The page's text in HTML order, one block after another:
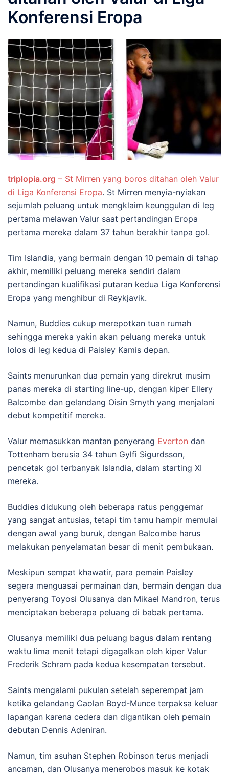
Konferensi Eropa
triplopia.org – St Mirren yang boros ditahan oleh Valur
di Liga Konferensi Eropa. St Mirren menyia-nyiakan
sejumlah peluang untuk mengklaim keunggulan di leg
pertama melawan Valur saat pertandingan Eropa
pertama mereka dalam 37 tahun berakhir tanpa gol.
Tim Islandia, yang bermain dengan 10 pemain di tahap
akhir, memiliki peluang mereka sendiri dalam
pertandingan kualifikasi putaran kedua Liga Konferensi
Eropa yang menghibur di Reykjavik.
Namun, Buddies cukup merepotkan tuan rumah
sehingga mereka yakin akan peluang mereka untuk
lolos di leg kedua di Paisley Kamis depan.
Saints menurunkan dua pemain yang direkrut musim
panas mereka di starting line-up, dengan kiper Ellery
Balcombe dan gelandang Oisin Smyth yang menjalani
debut kompetitif mereka.
Valur memasukkan mantan penyerang Everton dan
Tottenham berusia 34 tahun Gylfi Sigurdsson,
pencetak gol terbanyak Islandia, dalam starting XI
mereka.
Buddies didukung oleh beberapa ratus penggemar
yang sangat antusias, tetapi tim tamu hampir memulai
dengan awal yang buruk, dengan Balcombe harus
melakukan penyelamatan besar di menit pembukaan.
Meskipun sempat khawatir, para pemain Paisley
segera menguasai permainan dan, bermain dengan dua
penyerang Toyosi Olusanya dan Mikael Mandron, terus
menciptakan beberapa peluang di babak pertama.
Olusanya memiliki dua peluang bagus dalam rentang
waktu lima menit tetapi digagalkan oleh kiper Valur
Frederik Schram pada kedua kesempatan tersebut.
Saints mengalami pukulan setelah seperempat jam
ketika gelandang Caolan Boyd-Munce terpaksa keluar
lapangan karena cedera dan digantikan oleh pemain
debutan Dennis Adeniran.
Namun, tim asuhan Stephen Robinson terus menjadi
ancaman, dan Olusanya menerobos masuk ke kotak